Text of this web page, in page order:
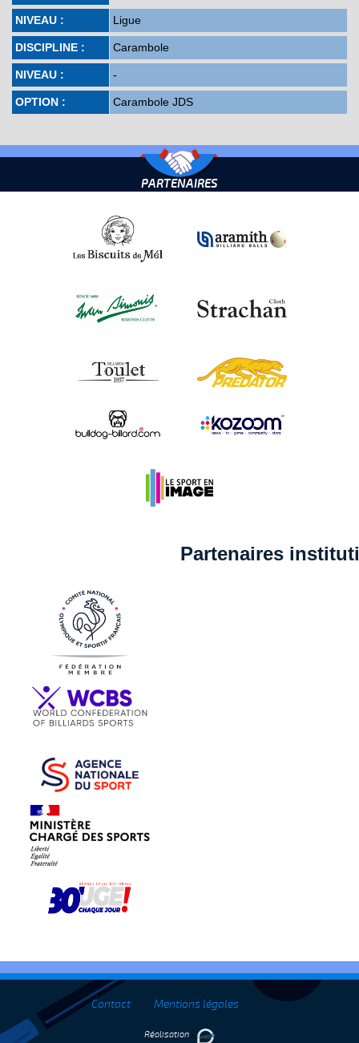
NIVEAU : Ligue
DISCIPLINE : Carambole
NIVEAU : -
OPTION : Carambole JDS
PARTENAIRES
Partenaires
Contact Mentions légales
Réalisation